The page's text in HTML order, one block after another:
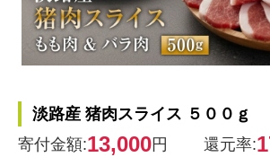
淡路産 猪肉スライス ５００ｇ
寄付金額:13,000円 還元率: